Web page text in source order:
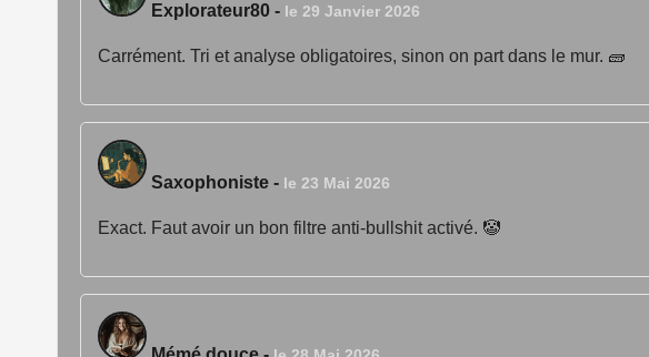
Explorateur80 - le 29 Janvier 2026
Carrément. Tri et analyse obligatoires, sinon on part dans le mur. 🧱
Saxophoniste - le 23 Mai 2026
Exact. Faut avoir un bon filtre anti-bullshit activé. 🤡